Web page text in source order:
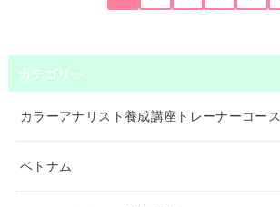
カテゴリー
カラーアナリスト養成講座トレーナーコース
ベトナム